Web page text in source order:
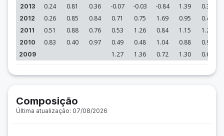
2013 0.24 0.81 0.36 -0.07 -0.03 -0.84 1.39 0.37
2012 0.26 0.85 0.84 0.71 0.75 1.69 0.95 0.42
2011 0.51 0.88 0.76 0.53 1.26 0.84 1.15 1.29
2010 0.83 0.40 0.97 0.49 0.48 1.04 0.88 0.90
2009 1.27 1.36 0.72 1.30 0.68
Composição
Última atualização: 07/08/2026